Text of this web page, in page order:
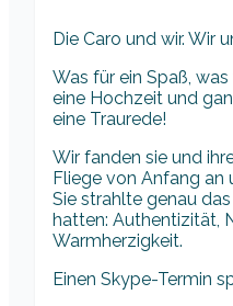
Die Caro und wir. Wir
Was für ein Spaß,
eine Hochzeit und
eine Traurede!
Wir fanden sie und
Fliege von Anfang
Sie strahlte genau
hatten: Authentizität,
Warmherzigkeit.
Einen Skype-Termin